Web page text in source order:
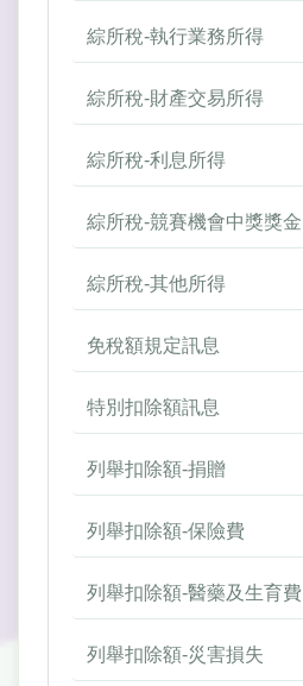
綜所稅-執行業務所得
綜所稅-財產交易所得
綜所稅-利息所得
綜所稅-競賽機會中獎獎金
綜所稅-其他所得
免稅額規定訊息
特別扣除額訊息
列舉扣除額-捐贈
列舉扣除額-保險費
列舉扣除額-醫藥及生育費
列舉扣除額-災害損失